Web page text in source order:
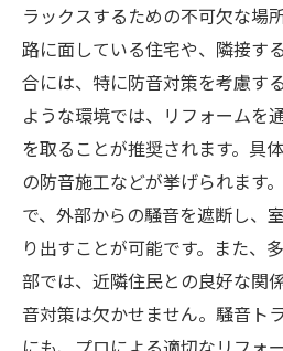
防音リフォームに必
住宅タイプ別の防音
大阪府での防音リフ
防音リフォームで大阪府
防音リフォームで得
ト
大阪府の生活環境を
ム
生活の質を高めるため
ラックスするための不可欠な場
路に面している住宅や、隣接す
合には、特に防音対策を考慮す
ような環境では、リフォームを
を取ることが推奨されます。具
の防音施工などが挙げられます
で、外部からの騒音を遮断し、
り出すことが可能です。また、
部では、近隣住民との良好な関
音対策は欠かせません。騒音ト